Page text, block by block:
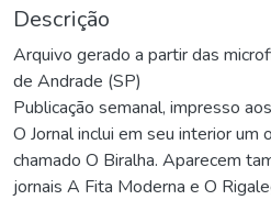
Descrição
Arquivo gerado a partir das
de Andrade (SP)
Publicação semanal, impresso
O Jornal inclui em seu interior um
chamado O Biralha. Aparecem
jornais A Fita Moderna e O